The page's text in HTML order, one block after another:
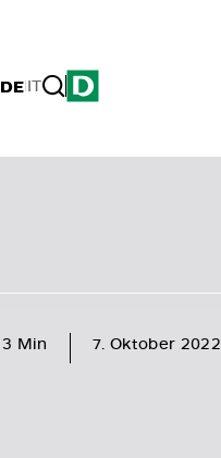
DE|IT
3 Min 7. Oktober 2022